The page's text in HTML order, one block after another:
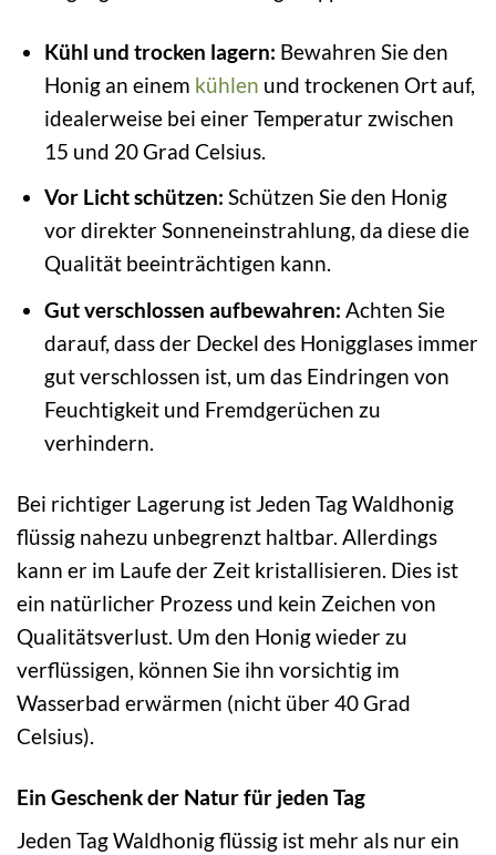
Kühl und trocken lagern: Bewahren Sie den
Honig an einem kühlen und trockenen Ort auf,
idealerweise bei einer Temperatur zwischen
15 und 20 Grad Celsius.
Vor Licht schützen: Schützen Sie den Honig
vor direkter Sonneneinstrahlung, da diese die
Qualität beeinträchtigen kann.
Gut verschlossen aufbewahren: Achten Sie
darauf, dass der Deckel des Honigglases immer
gut verschlossen ist, um das Eindringen von
Feuchtigkeit und Fremdgerüchen zu
verhindern.
Bei richtiger Lagerung ist Jeden Tag Waldhonig
flüssig nahezu unbegrenzt haltbar. Allerdings
kann er im Laufe der Zeit kristallisieren. Dies ist
ein natürlicher Prozess und kein Zeichen von
Qualitätsverlust. Um den Honig wieder zu
verflüssigen, können Sie ihn vorsichtig im
Wasserbad erwärmen (nicht über 40 Grad
Celsius).
Ein Geschenk der Natur für jeden Tag
Jeden Tag Waldhonig flüssig ist mehr als nur ein